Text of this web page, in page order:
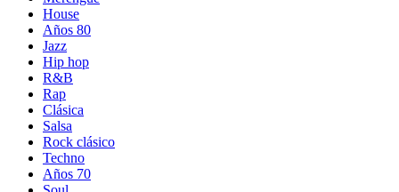
House
Años 80
Jazz
Hip hop
R&B
Rap
Clásica
Salsa
Rock clásico
Techno
Años 70